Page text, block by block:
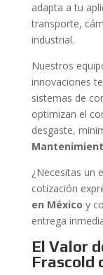
adapta a tu
transporte,
industrial.
Nuestros
innovaciones
sistemas de
optimizan el
desgaste,
¿Necesitas un
cotización
en México y
entrega
El Valor
Frascold